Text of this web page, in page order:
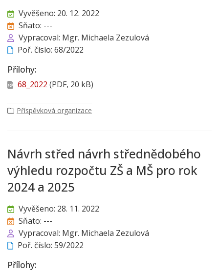
Vyvěšeno: 20. 12. 2022
Sňato: ---
Vypracoval: Mgr. Michaela Zezulová
Poř. číslo: 68/2022
Přílohy:
68_2022 (PDF, 20 kB)
Příspěvková organizace
Návrh střed návrh střednědobého
výhledu rozpočtu ZŠ a MŠ pro rok
2024 a 2025
Vyvěšeno: 28. 11. 2022
Sňato: ---
Vypracoval: Mgr. Michaela Zezulová
Poř. číslo: 59/2022
Přílohy: